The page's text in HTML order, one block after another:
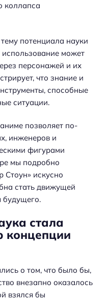
коллапса
потенциала науки
использование может
персонажей и их
что знание и
способные
ситуации.
позволяет по-
инженеров и
фигурами
мы подробно
Стоун» искусно
стать движущей
будущего.
стала
концепции
о том, что было бы,
внезапно оказалось
взялся бы